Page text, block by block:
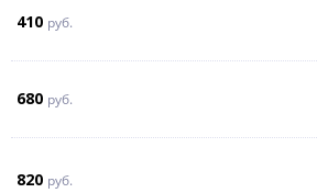
410 руб.
680 руб.
820 руб.